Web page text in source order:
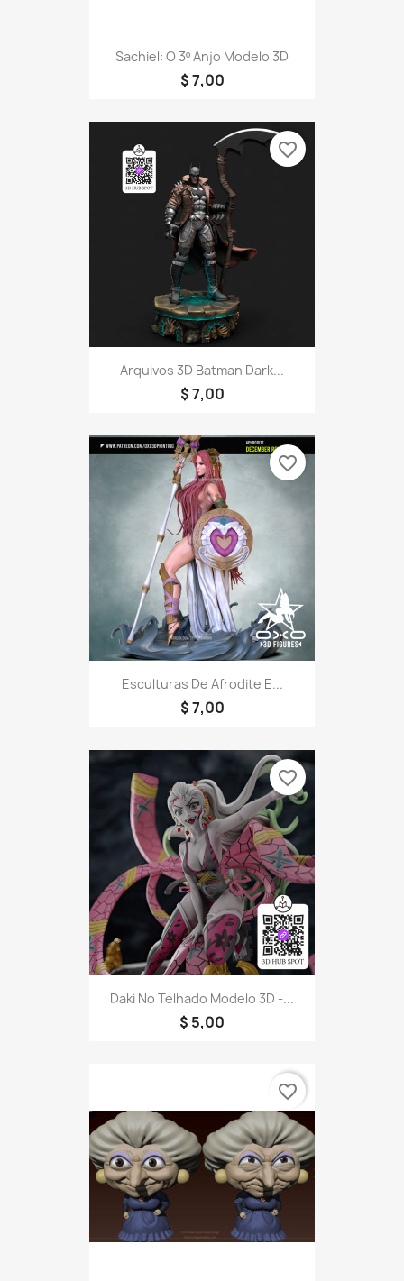
Sachiel: O 3º Anjo Modelo 3D
$ 7,00
Arquivos 3D Batman Dark...
$ 7,00
favorite_border
Esculturas De Afrodite E...
$ 7,00
favorite_border
Daki No Telhado Modelo 3D -...
$ 5,00
favorite_border
favorite_border